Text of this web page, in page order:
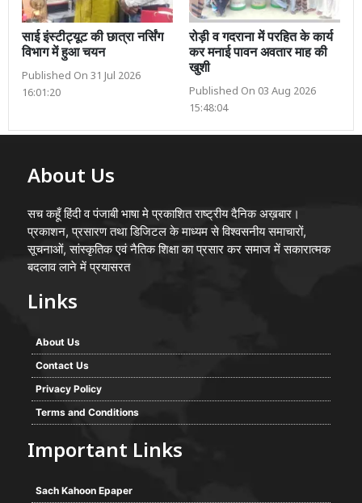
साई इंस्टीट्यूट की छात्रा नर्सिंग
विभाग में हुआ चयन
Published On 31 Jul 2026
16:01:20
रोड़ी व गदराना में परहित के कार्य
कर मनाई पावन अवतार माह की
खुशी
Published On 03 Aug 2026
15:48:04
About Us
सच कहूँ हिंदी व पंजाबी भाषा मे प्रकाशित राष्ट्रीय दैनिक अख़बार।
प्रकाशन, प्रसारण तथा डिजिटल के माध्यम से विश्वसनीय समाचारों,
सूचनाओं, सांस्कृतिक एवं नैतिक शिक्षा का प्रसार कर समाज में सकारात्मक
बदलाव लाने में प्रयासरत
Links
About Us
Contact Us
Privacy Policy
Terms and Conditions
Important Links
Sach Kahoon Epaper